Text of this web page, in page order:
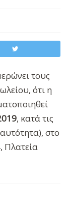
τους
ότι η
, κατά τις
στο
Πλατεία